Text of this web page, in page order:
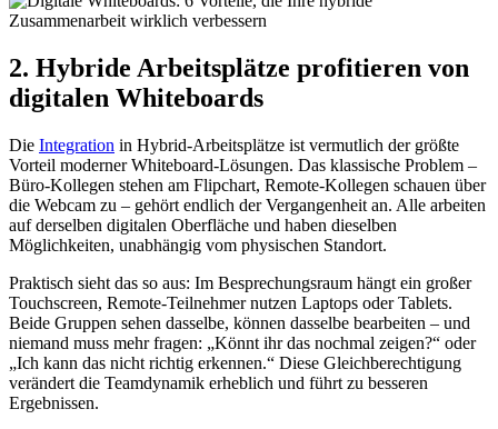
2. Hybride Arbeitsplätze profitieren von
digitalen Whiteboards
Die Integration in Hybrid-Arbeitsplätze ist vermutlich der größte
Vorteil moderner Whiteboard-Lösungen. Das klassische Problem –
Büro-Kollegen stehen am Flipchart, Remote-Kollegen schauen über
die Webcam zu – gehört endlich der Vergangenheit an. Alle arbeiten
auf derselben digitalen Oberfläche und haben dieselben
Möglichkeiten, unabhängig vom physischen Standort.
Praktisch sieht das so aus: Im Besprechungsraum hängt ein großer
Touchscreen, Remote-Teilnehmer nutzen Laptops oder Tablets.
Beide Gruppen sehen dasselbe, können dasselbe bearbeiten – und
niemand muss mehr fragen: „Könnt ihr das nochmal zeigen?“ oder
„Ich kann das nicht richtig erkennen.“ Diese Gleichberechtigung
verändert die Teamdynamik erheblich und führt zu besseren
Ergebnissen.